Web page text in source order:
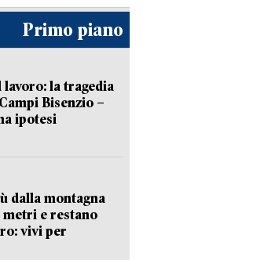
Primo piano
la tragedia
Bisenzio –
ipotesi
dalla montagna
e restano
vivi per